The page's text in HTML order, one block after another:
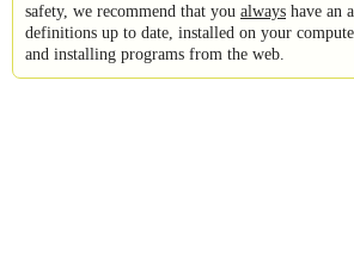
safety, we recommend that you always have an
definitions up to date, installed on your
and installing programs from the web.